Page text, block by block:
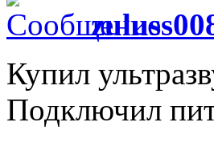
Купил
Подключил